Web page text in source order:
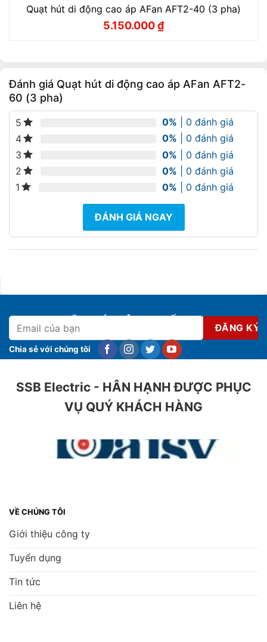
Quạt hút di động cao áp AFan AFT2-40 (3 pha)
Giá
5.150.000₫
Giá
Đánh giá Quạt hút di động cao áp AFan AFT2-
60 (3 pha)
5 0% | 0 đánh giá
4
0% | 0 đánh giá
3
0% | 0 đánh giá
2
0% | 0 đánh giá
1
0% | 0 đánh giá
ĐÁNH GIÁ NGAY
ĐĂNG KÝ NHẬN KHUYẾN MẠI
Chia sẻ với chúng tôi
SSB Electric - HÂN HẠNH ĐƯỢC PHỤC
VỤ QUÝ KHÁCH HÀNG
VỀ CHÚNG TÔI
Giới thiệu công ty
Tuyển dụng
Tin tức
Liên hệ